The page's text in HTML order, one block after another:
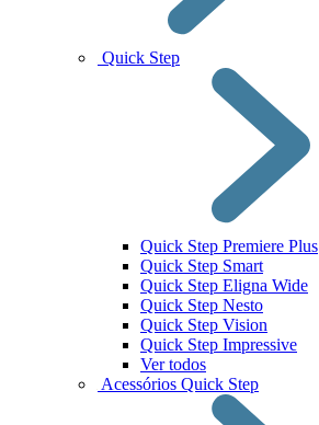
Quick Step
Quick Step Premiere Plus
Quick Step Smart
Quick Step Eligna Wide
Quick Step Nesto
Quick Step Vision
Quick Step Impressive
Ver todos
Acessórios Quick Step